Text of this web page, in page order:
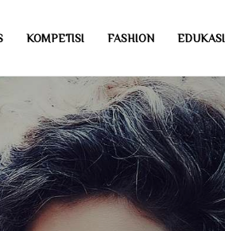
KOMPETISI FASHION EDUKASI